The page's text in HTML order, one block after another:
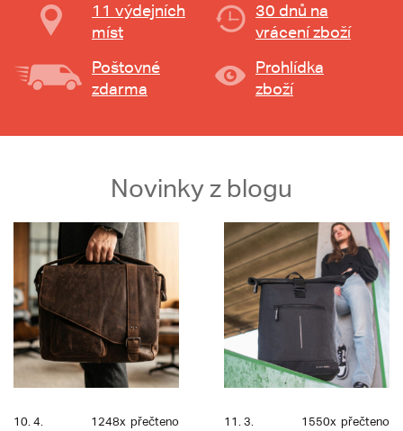
11 výdejních
míst
30 dnů na
vrácení zboží
Poštovné
zdarma
Prohlídka
zboží
Novinky z blogu
10. 4. 1248x přečteno 11. 3. 1550x přečteno